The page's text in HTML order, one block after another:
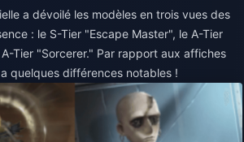
a dévoilé les modèles en trois vues des
: le S-Tier "Escape Master", le A-Tier
Tier "Sorcerer." Par rapport aux affiches
quelques différences notables !